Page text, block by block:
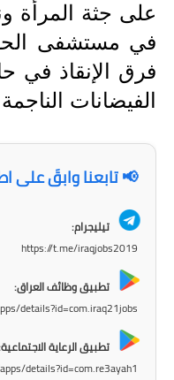
على جثة المرأة
في مستشفى
فرق الإنقاذ في
الفيضانات
📢 تابعنا وابقَ على
تيليجرام:
https://t.me/iraqjobs2019
تطبيق وظائف العراق:
details?id=com.iraq21jobs
تطبيق الرعاية
details?id=com.re3ayah1